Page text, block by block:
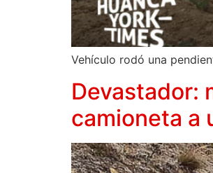
Vehículo rodó una
Devastador:
camioneta a